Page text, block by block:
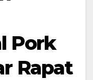
Pork
Rapat